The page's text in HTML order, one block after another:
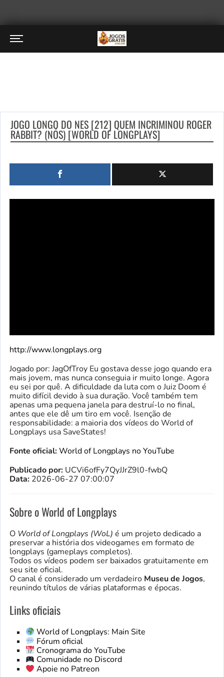
JOGO LONGO DO NES [212] QUEM INCRIMINOU ROGER
RABBIT? (NÓS) [WORLD OF LONGPLAYS]
http://www.longplays.org
Jogado por: JagOfTroy Eu gostava desse jogo quando era
mais jovem, mas nunca conseguia ir muito longe. Agora
eu sei por quê. A dificuldade da luta com o Juiz Doom é
muito difícil devido à sua duração. Você também tem
apenas uma pequena janela para destruí-lo no final,
antes que ele dê um tiro em você. Isenção de
responsabilidade: a maioria dos vídeos do World of
Longplays usa SaveStates!
Fonte oficial:World of Longplays no YouTube
Publicado por: UCVi6ofFy7QyJJrZ9l0-fwbQ
Data: 2026-06-27 07:00:07
Sobre o World of Longplays
O World of Longplays (WoL) é um projeto dedicado a
preservar a história dos videogames em formato de
longplays (gameplays completos).
Todos os vídeos podem ser baixados gratuitamente em
seu site oficial.
O canal é considerado um verdadeiro Museu de Jogos,
reunindo títulos de várias plataformas e épocas.
Links oficiais
World of Longplays: Main Site
Fórum oficial
Cronograma do YouTube
Comunidade no Discord
Apoie no Patreon